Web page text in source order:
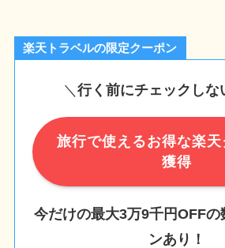
楽天トラベルの限定クーポン
＼ 行く前にチェックしな
旅行で使えるお得な楽天
獲得
今だけの最大3万9千円OFF
ンあり！